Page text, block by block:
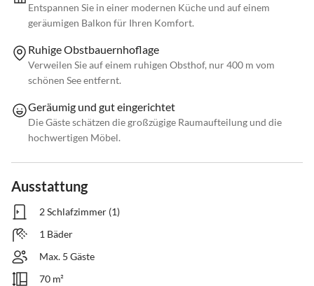
Entspannen Sie in einer modernen Küche und auf einem
geräumigen Balkon für Ihren Komfort.
Ruhige Obstbauernhoflage
Verweilen Sie auf einem ruhigen Obsthof, nur 400 m vom
schönen See entfernt.
Geräumig und gut eingerichtet
Die Gäste schätzen die großzügige Raumaufteilung und die
hochwertigen Möbel.
Ausstattung
2 Schlafzimmer (1)
1 Bäder
Max. 5 Gäste
70 m²